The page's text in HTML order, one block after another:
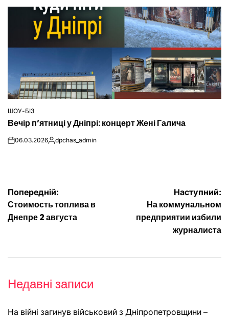
ОПУБЛІКУВАТИ
У
ШОУ-БІЗ
Вечір п’ятниці у Дніпрі: концерт Жені Галича
on06.03.2026Опубліковано
dpchas_admin
Навігація
записів
Попередній:
Стоимость топлива в
Днепре 2 августа
Наступний:
На коммунальном
предприятии избили
журналиста
Недавні записи
На війні загинув військовий з Дніпропетровщини –